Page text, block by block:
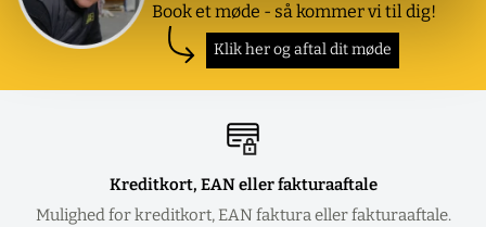
Book et møde - så kommer vi til dig!
Klik her og aftal dit møde
Kreditkort, EAN eller fakturaaftale
Mulighed for kreditkort, EAN faktura eller fakturaaftale.